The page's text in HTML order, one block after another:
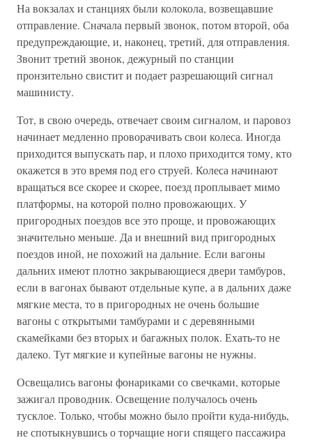
На вокзалах и станциях были колокола, возвещавшие
отправление. Сначала первый звонок, потом второй, оба
предупреждающие, и, наконец, третий, для отправления.
Звонит третий звонок, дежурный по станции
пронзительно свистит и подает разрешающий сигнал
машинисту.
Тот, в свою очередь, отвечает своим сигналом, и паровоз
начинает медленно проворачивать свои колеса. Иногда
приходится выпускать пар, и плохо приходится тому, кто
окажется в это время под его струей. Колеса начинают
вращаться все скорее и скорее, поезд проплывает мимо
платформы, на которой полно провожающих. У
пригородных поездов все это проще, и провожающих
значительно меньше. Да и внешний вид пригородных
поездов иной, не похожий на дальние. Если вагоны
дальних имеют плотно закрывающиеся двери тамбуров,
если в вагонах бывают отдельные купе, а в дальних даже
мягкие места, то в пригородных не очень большие
вагоны с открытыми тамбурами и с деревянными
скамейками без вторых и багажных полок. Ехать-то не
далеко. Тут мягкие и купейные вагоны не нужны.
Освещались вагоны фонариками со свечками, которые
зажигал проводник. Освещение получалось очень
тусклое. Только, чтобы можно было пройти куда-нибудь,
не спотыкнувшись о торчащие ноги спящего пассажира